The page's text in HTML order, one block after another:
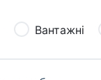
Вантажні